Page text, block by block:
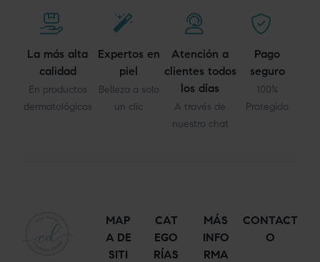
La más alta
calidad
En productos
dermatológicos
Expertos en
piel
Belleza a solo
un clic
Atención a
clientes todos
los días
A través de
nuestro chat
Pago
seguro
100%
Protegido
MAP
A DE
SITI
CAT
EGO
RÍAS
MÁS
INFO
RMA
CONTACT
O